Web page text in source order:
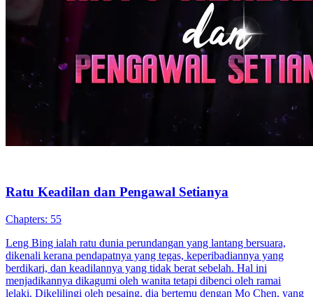
Ratu Keadilan dan Pengawal Setianya
Chapters: 55
Leng Bing ialah ratu dunia perundangan yang lantang bersuara,
dikenali kerana pendapatnya yang tegas, keperibadiannya yang
berdikari, dan keadilannya yang tidak berat sebelah. Hal ini
menjadikannya dikagumi oleh wanita tetapi dibenci oleh ramai
lelaki. Dikelilingi oleh pesaing, dia bertemu dengan Mo Chen, yang